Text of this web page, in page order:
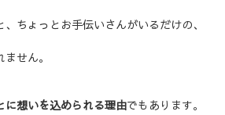
ちょっとお手伝いさんがいるだけの、
せん。
に想いを込められる理由でもあります。